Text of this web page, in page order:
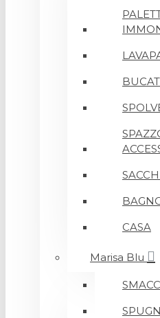
CASA
Marisa Blu